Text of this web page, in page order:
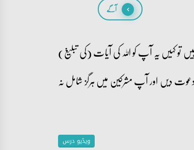
آگے
کہیں یہ آپ کو اللہ کی آیات (کی تبلیغ)
اور آپ مشرکین میں ہرگز شامل نہ
ویڈیو درس